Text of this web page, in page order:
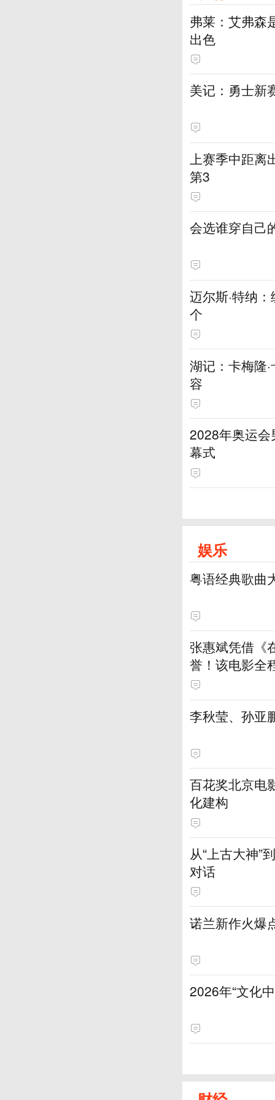
弗莱：艾弗森
出色
美记：勇士新
上赛季中距
第3
会选谁穿自己
迈尔斯·特纳
个
湖记：卡梅隆
容
2028年奥运
幕式
娱乐
粤语经典歌曲
张惠斌凭借《
誉！该电影全
土演员
李秋莹、孙亚
百花奖北京电
化建构
从“上古大神”
对话
诺兰新作火爆
2026年“文化